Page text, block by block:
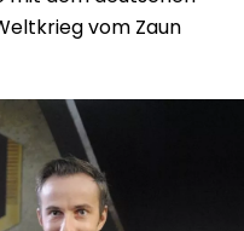
vom Zaun